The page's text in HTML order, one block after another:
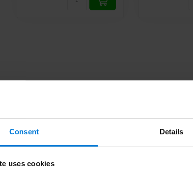
Consent Details
uses cookies